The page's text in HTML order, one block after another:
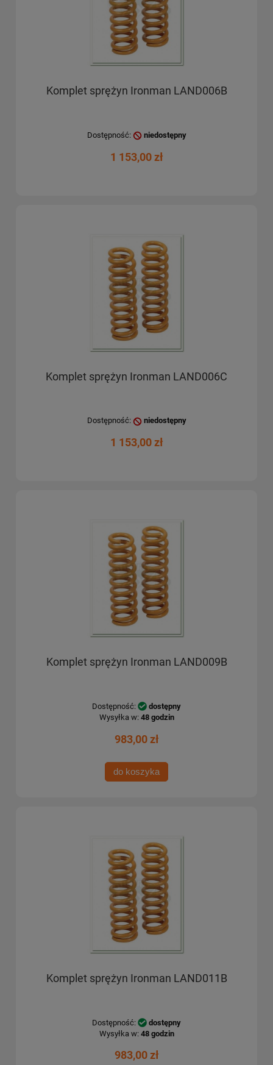
Komplet sprężyn Ironman LAND006B
Dostępność: niedostępny
1 153,00 zł
Komplet sprężyn Ironman LAND006C
Dostępność: niedostępny
1 153,00 zł
Komplet sprężyn Ironman LAND009B
Dostępność:
dostępny
Wysyłka w: 48 godzin
983,00 zł
do koszyka
Komplet sprężyn Ironman LAND011B
Dostępność:
dostępny
Wysyłka w: 48 godzin
983,00 zł